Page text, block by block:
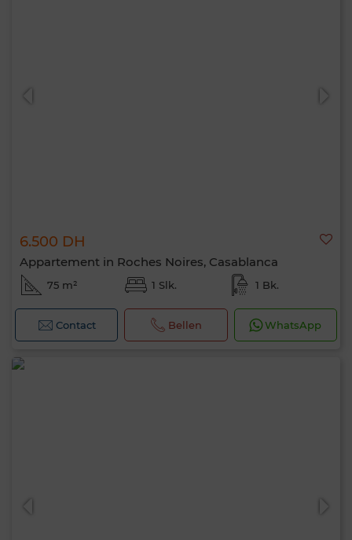
6.500 DH
Appartement in Roches Noires, Casablanca
75 m² 1 Slk. 1 Bk.
Contact Bellen WhatsApp